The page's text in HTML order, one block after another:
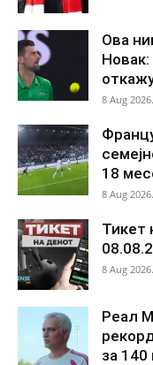
Ова
8 Aug
18
8 Aug
Тикет
8 Aug
Реал
за